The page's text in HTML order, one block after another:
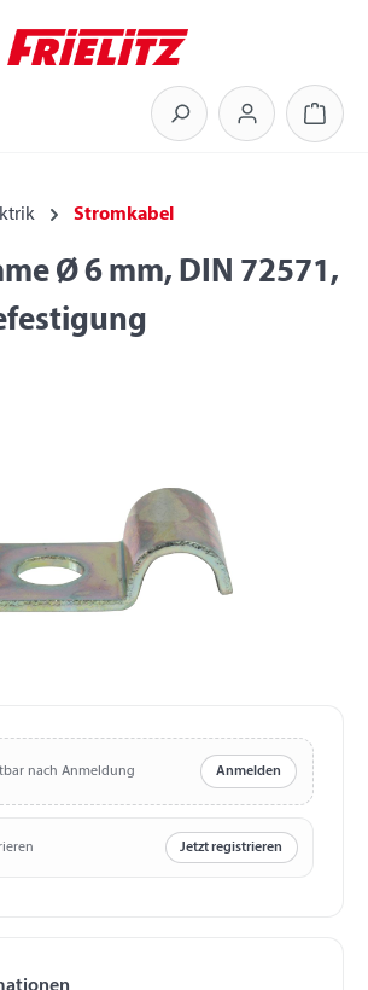
Stromkabel
Ø 6 mm, DIN 72571,
nach Anmeldung Anmelden
Jetzt registrieren